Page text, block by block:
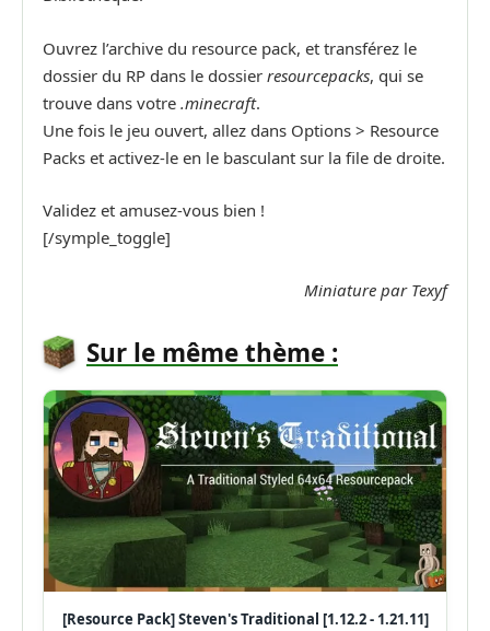
Ouvrez l’archive du resource pack, et transférez le
dossier du RP dans le dossier resourcepacks, qui se
trouve dans votre .minecraft.
Une fois le jeu ouvert, allez dans Options > Resource
Packs et activez-le en le basculant sur la file de droite.
Validez et amusez-vous bien !
[/symple_toggle]
Miniature par Texyf
Sur le même thème :
[Resource Pack] Steven's Traditional [1.12.2 - 1.21.11]